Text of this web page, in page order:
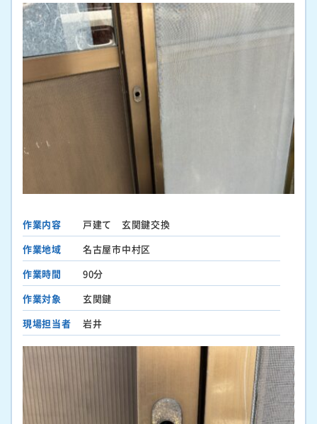
作業内容
戸建て 玄関鍵交換
作業地域
名古屋市中村区
作業時間
90分
作業対象
玄関鍵
現場担当者
岩井